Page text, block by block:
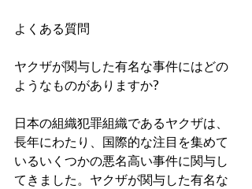
よくある質問
ヤクザが関与した有名な事件にはどの
ようなものがありますか?
日本の組織犯罪組織であるヤクザは、
長年にわたり、国際的な注目を集めて
いるいくつかの悪名高い事件に関与し
てきました。ヤクザが関与した有名な